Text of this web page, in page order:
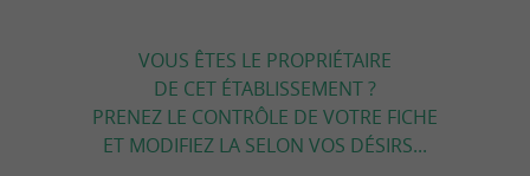
VOUS ÊTES LE PROPRIÉTAIRE
DE CET ÉTABLISSEMENT ?
PRENEZ LE CONTRÔLE DE VOTRE FICHE
ET MODIFIEZ LA SELON VOS DÉSIRS...